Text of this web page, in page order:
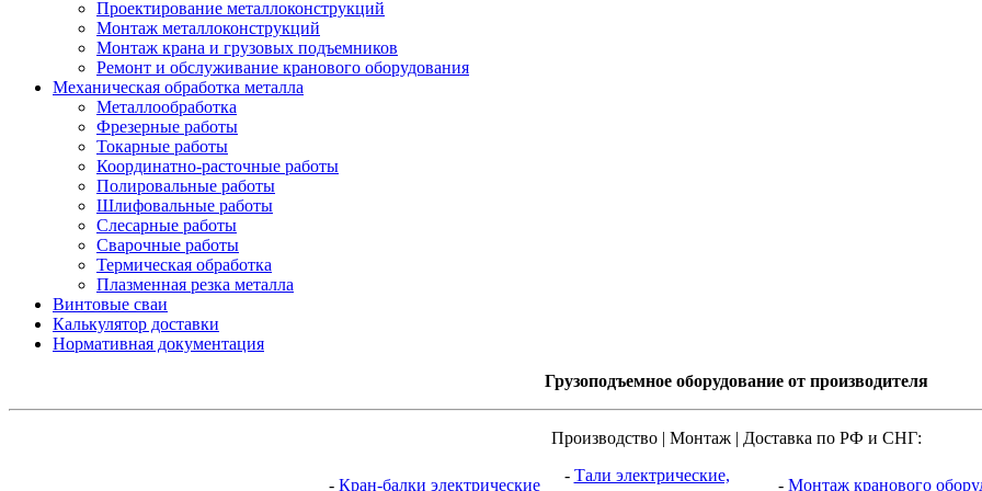
Проектирование металлоконструкций
Монтаж металлоконструкций
Монтаж крана и грузовых подъемников
Ремонт и обслуживание кранового оборудования
Механическая обработка металла
Металлообработка
Фрезерные работы
Токарные работы
Координатно-расточные работы
Полировальные работы
Шлифовальные работы
Слесарные работы
Сварочные работы
Термическая обработка
Плазменная резка металла
Винтовые сваи
Калькулятор доставки
Нормативная документация
Грузоподъемное оборудование от производителя
Производство | Монтаж | Доставка по РФ и СНГ:
- Кран-балки электрические
- Тали электрические,
- Монтаж кранового